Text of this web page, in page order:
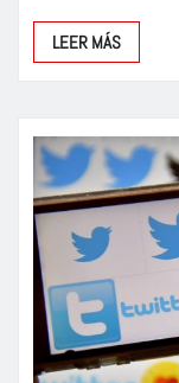
LEER MÁS